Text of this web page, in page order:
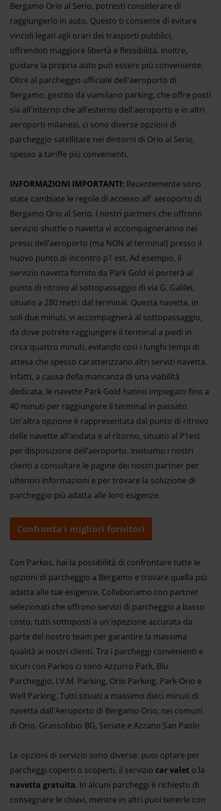
Bergamo Orio al Serio, potresti considerare di
raggiungerlo in auto. Questo ti consente di evitare
vincoli legati agli orari dei trasporti pubblici,
offrendoti maggiore libertà e flessibilità. Inoltre,
guidare la propria auto può essere più conveniente.
Oltre al parcheggio ufficiale dell'aeroporto di
Bergamo, gestito da viamilano parking, che offre posti
sia all'interno che all'esterno dell'aeroporto e in altri
aeroporti milanesi, ci sono diverse opzioni di
parcheggio satellitare nei dintorni di Orio al Serio,
spesso a tariffe più convenienti.
INFORMAZIONI IMPORTANTI: Recentemente sono
state cambiate le regole di accesso all' aeroporto di
Bergamo Orio al Serio. I nostri partners che offrono
servizio shuttle o navetta vi accompagneranno nei
pressi dell’aeroporto (ma NON al terminal) presso il
nuovo punto di incontro p1 est. Ad esempio, il
servizio navetta fornito da Park Gold vi porterà al
punto di ritrovo al sottopassaggio di via G. Galilei,
situato a 280 metri dal terminal. Questa navetta, in
soli due minuti, vi accompagnerà al sottopassaggio,
da dove potrete raggiungere il terminal a piedi in
circa quattro minuti, evitando così i lunghi tempi di
attesa che spesso caratterizzano altri servizi navetta.
Infatti, a causa della mancanza di una viabilità
dedicata, le navette Park Gold hanno impiegato fino a
40 minuti per raggiungere il terminal in passato.
Un'altra opzione è rappresentata dal punto di ritrovo
delle navette all’andata e al ritorno, situato al P1est
per disposizione dell’aeroporto. Invitiamo i nostri
clienti a consultare le pagine dei nostri partner per
ulteriori informazioni e per trovare la soluzione di
parcheggio più adatta alle loro esigenze.
Confronta i migliori fornitori
Con Parkos, hai la possibilità di confrontare tutte le
opzioni di parcheggio a Bergamo e trovare quella più
adatta alle tue esigenze. Collaboriamo con partner
selezionati che offrono servizi di parcheggio a basso
costo, tutti sottoposti a un'ispezione accurata da
parte del nostro team per garantire la massima
qualità ai nostri clienti. Tra i parcheggi convenienti e
sicuri con Parkos ci sono Azzurro Park, Blu
Parcheggio, I.V.M. Parking, Orio Parking, Park-Orio e
Well Parking. Tutti situati a massimo dieci minuti di
navetta dall'Aeroporto di Bergamo Orio, nei comuni
di Orio, Grassobbio BG, Seriate e Azzano San Paolo.
Le opzioni di servizio sono diverse: puoi optare per
parcheggi coperti o scoperti, il servizio car valet o la
navetta gratuita. In alcuni parcheggi è richiesto di
consegnare le chiavi, mentre in altri puoi tenerle con